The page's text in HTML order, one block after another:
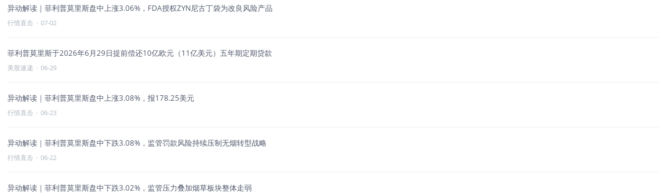
异动解读｜菲利普莫里斯盘中上涨3.06%，FDA授权ZYN尼古丁袋为改良风险产品
行情直击 · 07-02
菲利普莫里斯于2026年6月29日提前偿还10亿欧元（11亿美元）五年期定期贷款
美股速递 · 06-29
异动解读｜菲利普莫里斯盘中上涨3.08%，报178.25美元
行情直击 · 06-23
异动解读｜菲利普莫里斯盘中下跌3.08%，监管罚款风险持续压制无烟转型战略
行情直击 · 06-22
异动解读｜菲利普莫里斯盘中下跌3.02%，监管压力叠加烟草板块整体走弱